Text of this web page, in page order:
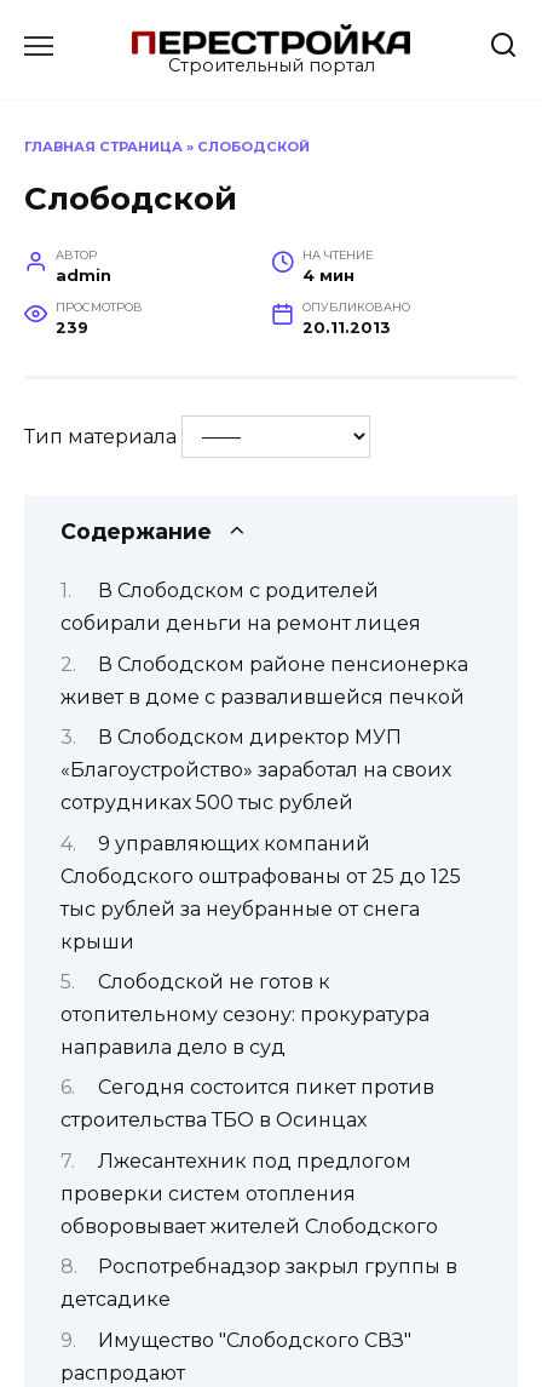
Строительный портал
ГЛАВНАЯ СТРАНИЦА » СЛОБОДСКОЙ
Слободской
АВТОР
admin
НА ЧТЕНИЕ
4 мин
ПРОСМОТРОВ
239
ОПУБЛИКОВАНО
20.11.2013
Тип материала
Содержание
В Слободском с родителей
собирали деньги на ремонт лицея
В Слободском районе пенсионерка
живет в доме с развалившейся печкой
В Слободском директор МУП
«Благоустройство» заработал на своих
сотрудниках 500 тыс рублей
9 управляющих компаний
Слободского оштрафованы от 25 до 125
тыс рублей за неубранные от снега
крыши
Слободской не готов к
отопительному сезону: прокуратура
направила дело в суд
Сегодня состоится пикет против
строительства ТБО в Осинцах
Лжесантехник под предлогом
проверки систем отопления
обворовывает жителей Слободского
Роспотребнадзор закрыл группы в
детсадике
Имущество "Слободского СВЗ"
распродают